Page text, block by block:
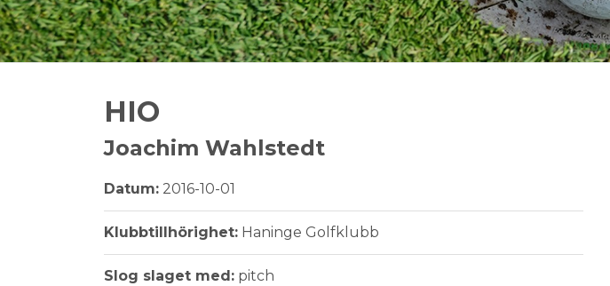
HIO
Joachim Wahlstedt
Datum: 2016-10-01
Klubbtillhörighet: Haninge Golfklubb
Slog slaget med: pitch